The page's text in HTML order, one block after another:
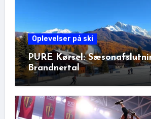
Oplevelser på ski
PURE Kørsel:
Brandnertal